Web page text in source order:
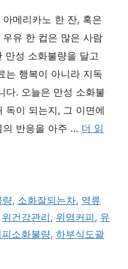
메리카노 한 잔, 혹은
유 한 컵은 많은 사람
만성 소화불량을 달고
는 행복이 아니라 지독
다. 오늘은 만성 소화불
독이 되는지, 그 이면에
의 반응을 아주 … 더 읽
량, 소화잘되는차, 역류
위건강관리, 위염커피, 유
피소화불량, 하부식도괄